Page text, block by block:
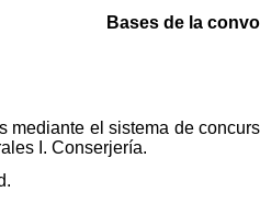
Bases de la
el sistema de
I. Conserjería.